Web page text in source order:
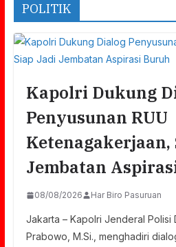
POLITIK
Kapolri Dukung
Penyusunan RUU
Ketenagakerjaan,
Jembatan
08/08/2026 Har Biro Pasuruan
Jakarta – Kapolri Jenderal Polisi
Prabowo, M.Si., menghadiri